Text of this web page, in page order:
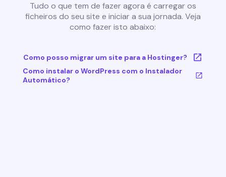
Tudo o que tem de fazer agora é carregar os
ficheiros do seu site e iniciar a sua jornada. Veja
como fazer isto abaixo:
Como posso migrar um site para a Hostinger?
Como instalar o WordPress com o Instalador
Automático?